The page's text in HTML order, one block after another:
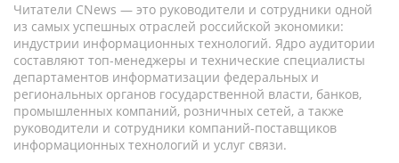
Читатели CNews — это руководители и сотрудники одной
из самых успешных отраслей российской экономики:
индустрии информационных технологий. Ядро аудитории
составляют топ-менеджеры и технические специалисты
департаментов информатизации федеральных и
региональных органов государственной власти, банков,
промышленных компаний, розничных сетей, а также
руководители и сотрудники компаний-поставщиков
информационных технологий и услуг связи.